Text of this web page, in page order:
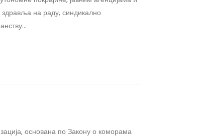
здравља на раду, синдикално
основана по Закону о коморама